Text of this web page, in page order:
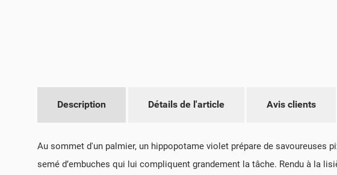
Description Détails de l'article Avis clients
Au sommet d'un palmier, un hippopotame violet prépare de savoureuses
semé d’embuches qui lui compliquent grandement la tâche. Rendu à la
CONNEXION
D'ENVIES.